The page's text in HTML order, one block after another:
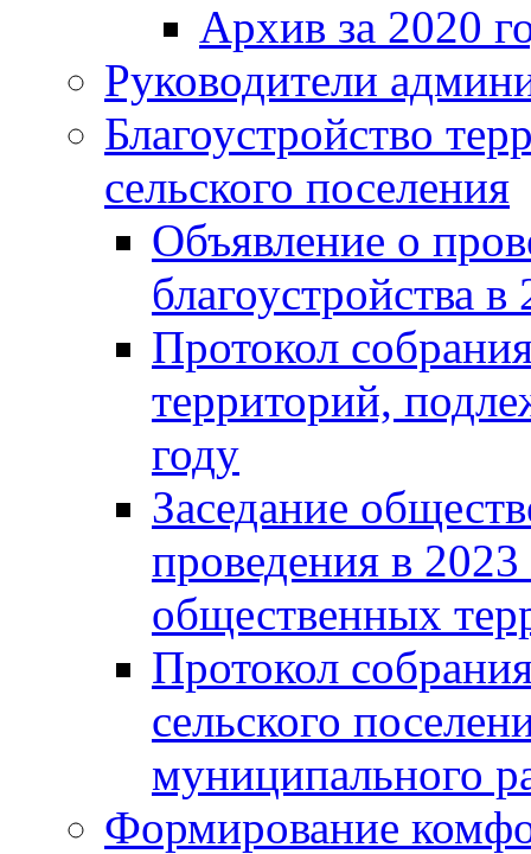
Архив за 2020
Руководители
Благоустройство
сельского поселения
Объявление о
благоустройства в
Протокол
территорий,
году
Заседание
проведения в
общественных
Протокол
сельского
муниципального
Формирование